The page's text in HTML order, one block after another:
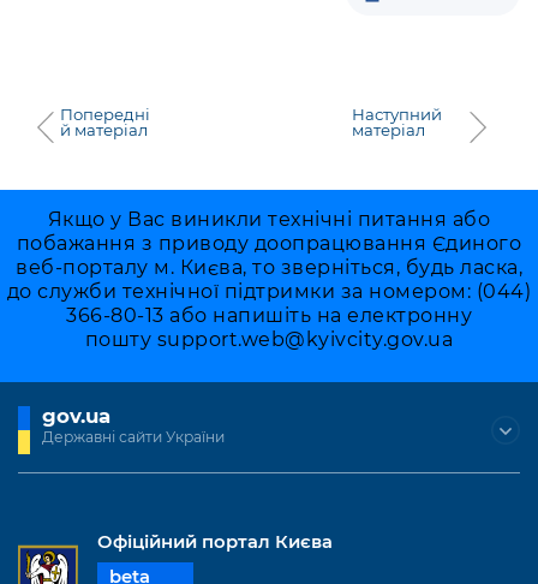
Попередні
й матеріал
Наступний
матеріал
Якщо у Вас виникли технічні питання або
побажання з приводу доопрацювання Єдиного
веб-порталу м. Києва, то зверніться, будь ласка,
до служби технічної підтримки за номером: (044)
366-80-13 або напишіть на електронну
пошту support.web@kyivcity.gov.ua
gov.ua
Державні сайти України
Офіційний портал Києва
beta